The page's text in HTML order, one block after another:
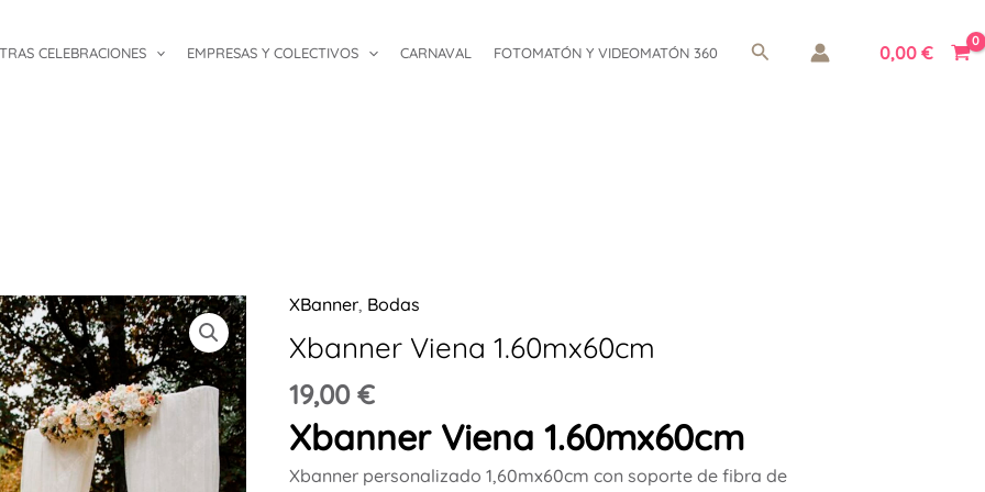
CELEBRACIONES EMPRESAS Y COLECTIVOS CARNAVAL FOTOMATÓN Y VIDEOMATÓN 360 Buscar 0,00 €
XBanner, Bodas
Xbanner Viena 1.60mx60cm
19,00€
Xbanner Viena 1.60mx60cm
Xbanner personalizado 1,60mx60cm con soporte de fibra de
Xbanner
Viena
cantidad